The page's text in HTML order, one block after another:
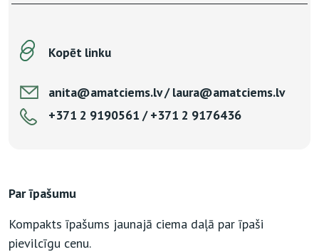
Kopēt linku
anita@amatciems.lv / laura@amatciems.lv
+371 2 9190561 / +371 2 9176436
Par īpašumu
Kompakts īpašums jaunajā ciema daļā par īpaši
pievilcīgu cenu.